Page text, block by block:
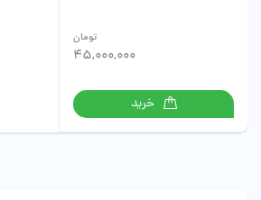
45,000,000
تومان
خرید